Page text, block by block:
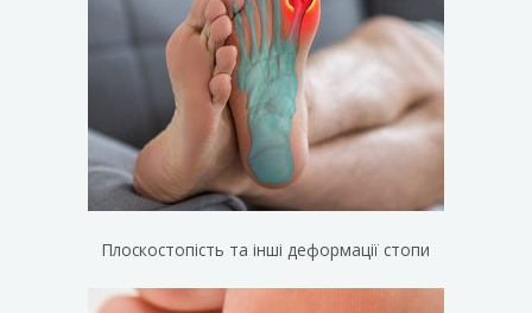
Плоскостопість та інші деформації стопи